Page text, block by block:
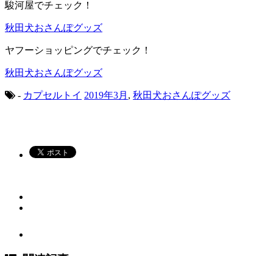
駿河屋でチェック！
秋田犬おさんぽグッズ
ヤフーショッピングでチェック！
秋田犬おさんぽグッズ
- カプセルトイ 2019年3月 , 秋田犬おさんぽグッズ